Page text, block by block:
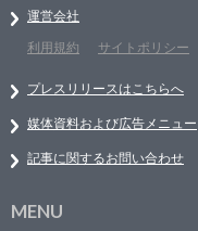
運営会社
利用規約
サイトポリシー
プレスリリースはこちらへ
媒体資料および広告メニュー
記事に関するお問い合わせ
MENU